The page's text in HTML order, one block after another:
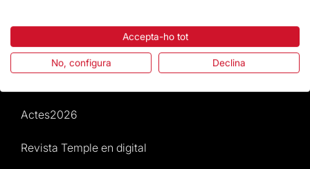
Agenda
Actes2026
Revista Temple en digital
Accepta-ho tot
No, configura Declina